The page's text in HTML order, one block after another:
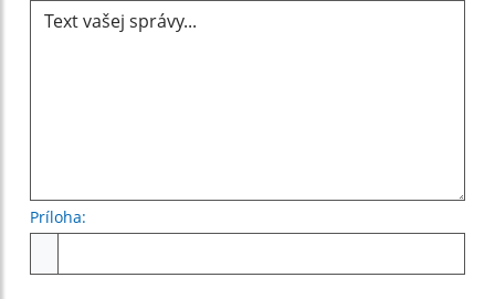
Príloha: